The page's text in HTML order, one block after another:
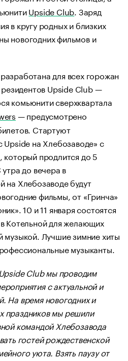
Upside Club. Заряд
в кругу родных и близких
новогодних фильмов и
для всех горожан
Upside Club —
комьюнити сверхквартала
— предусмотрено
Стартуют
Upside на Хлебозаводе» с
продлится до 5
до вечера в
на Хлебозаводе будут
фильмы, от «Гринча»
10 и 11 января состоятся
Котельной для желающих
музыкой. Лучшие зимние хиты
музыканты.
Club мы проводим
с актуальной и
На время новогодних и
праздников мы решили
командой Хлебозавода
гостей рождественской
уюта. Взять паузу от